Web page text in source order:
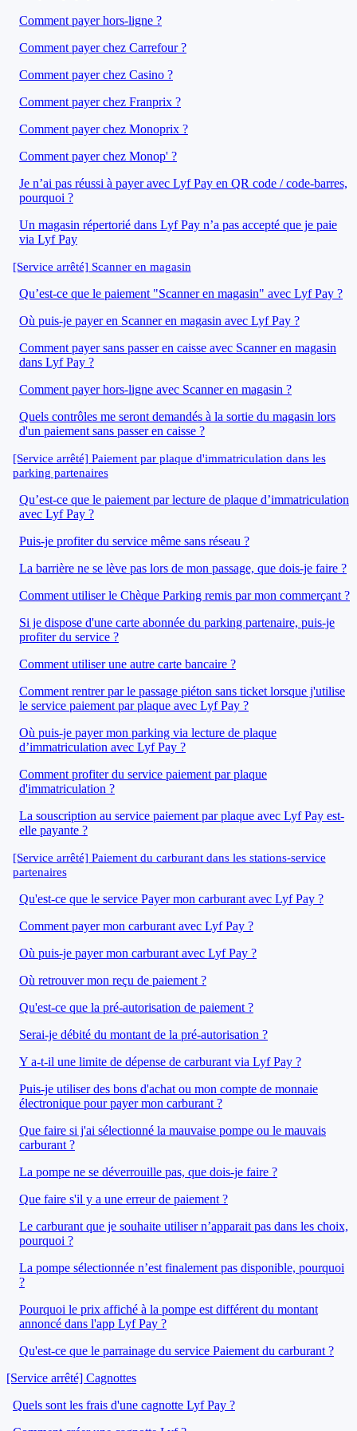
Comment payer hors-ligne ?
Comment payer chez Carrefour ?
Comment payer chez Casino ?
Comment payer chez Franprix ?
Comment payer chez Monoprix ?
Comment payer chez Monop' ?
Je n’ai pas réussi à payer avec Lyf Pay en QR code / code-barres,
pourquoi ?
Un magasin répertorié dans Lyf Pay n’a pas accepté que je paie
via Lyf Pay
[Service arrêté] Scanner en magasin
Qu’est-ce que le paiement "Scanner en magasin" avec Lyf Pay ?
Où puis-je payer en Scanner en magasin avec Lyf Pay ?
Comment payer sans passer en caisse avec Scanner en magasin
dans Lyf Pay ?
Comment payer hors-ligne avec Scanner en magasin ?
Quels contrôles me seront demandés à la sortie du magasin lors
d'un paiement sans passer en caisse ?
[Service arrêté] Paiement par plaque d'immatriculation dans les
parking partenaires
Qu’est-ce que le paiement par lecture de plaque d’immatriculation
avec Lyf Pay ?
Puis-je profiter du service même sans réseau ?
La barrière ne se lève pas lors de mon passage, que dois-je faire ?
Comment utiliser le Chèque Parking remis par mon commerçant ?
Si je dispose d'une carte abonnée du parking partenaire, puis-je
profiter du service ?
Comment utiliser une autre carte bancaire ?
Comment rentrer par le passage piéton sans ticket lorsque j'utilise
le service paiement par plaque avec Lyf Pay ?
Où puis-je payer mon parking via lecture de plaque
d’immatriculation avec Lyf Pay ?
Comment profiter du service paiement par plaque
d'immatriculation ?
La souscription au service paiement par plaque avec Lyf Pay est-
elle payante ?
[Service arrêté] Paiement du carburant dans les stations-service
partenaires
Qu'est-ce que le service Payer mon carburant avec Lyf Pay ?
Comment payer mon carburant avec Lyf Pay ?
Où puis-je payer mon carburant avec Lyf Pay ?
Où retrouver mon reçu de paiement ?
Qu'est-ce que la pré-autorisation de paiement ?
Serai-je débité du montant de la pré-autorisation ?
Y a-t-il une limite de dépense de carburant via Lyf Pay ?
Puis-je utiliser des bons d'achat ou mon compte de monnaie
électronique pour payer mon carburant ?
Que faire si j'ai sélectionné la mauvaise pompe ou le mauvais
carburant ?
La pompe ne se déverrouille pas, que dois-je faire ?
Que faire s'il y a une erreur de paiement ?
Le carburant que je souhaite utiliser n’apparait pas dans les choix,
pourquoi ?
La pompe sélectionnée n’est finalement pas disponible, pourquoi
?
Pourquoi le prix affiché à la pompe est différent du montant
annoncé dans l'app Lyf Pay ?
Qu'est-ce que le parrainage du service Paiement du carburant ?
[Service arrêté] Cagnottes
Quels sont les frais d'une cagnotte Lyf Pay ?